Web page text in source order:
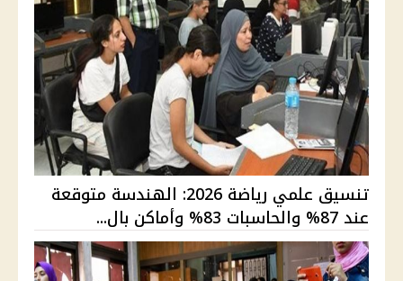
تنسيق علمي رياضة 2026: الهندسة متوقعة
عند 87% والحاسبات 83% وأماكن بال...